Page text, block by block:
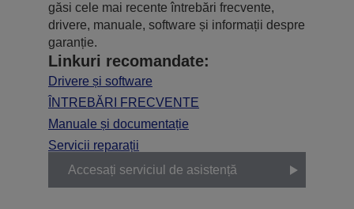
găsi cele mai recente întrebări frecvente,
drivere, manuale, software și informații despre
garanție.
Linkuri recomandate:
Drivere și software
ÎNTREBĂRI FRECVENTE
Manuale și documentație
Servicii reparații
Accesați serviciul de asistență